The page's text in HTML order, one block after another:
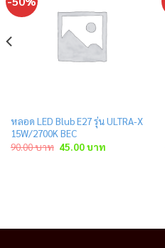
หลอด LED Blub E27 รุ่น ULTRA-X
15W/2700K BEC
90.00บาท Original
price
45.00บาทCurrent
price